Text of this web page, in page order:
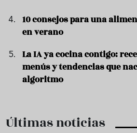
10 consejos para una
en verano
La IA ya cocina contigo:
menús y tendencias que
algoritmo
Últimas noticias